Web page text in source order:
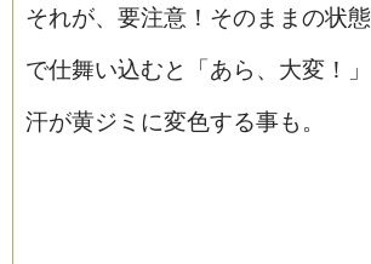
それが、要注意！そのままの状態
で仕舞い込むと「あら、大変！」
汗が黄ジミに変色する事も。